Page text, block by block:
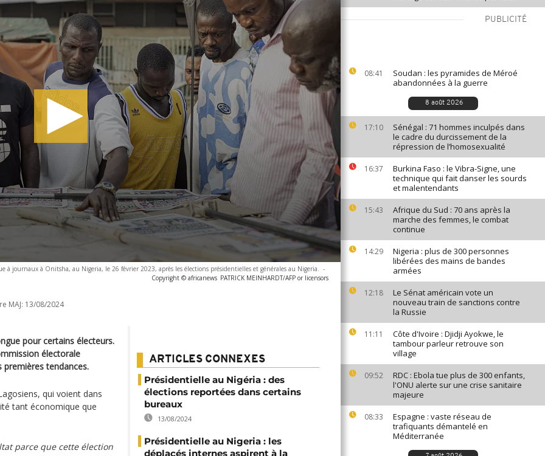
PUBLICITÉ
08:41
Soudan : les pyramides de Méroé
abandonnées à la guerre
8 août 2026
17:10
Sénégal : 71 hommes inculpés dans
le cadre du durcissement de la
répression de l’homosexualité
16:37
Burkina Faso : le Vibra-Signe, une
technique qui fait danser les sourds
et malentendants
15:43
Afrique du Sud : 70 ans après la
marche des femmes, le combat
continue
14:29
Nigeria : plus de 300 personnes
libérées des mains de bandes
armées
12:18
Le Sénat américain vote un
nouveau train de sanctions contre
la Russie
11:11
Côte d'Ivoire : Djidji Ayokwe, le
tambour parleur retrouve son
village
09:52
RDC : Ebola tue plus de 300 enfants,
l'ONU alerte sur une crise sanitaire
majeure
08:33
Espagne : vaste réseau de
trafiquants démantelé en
Méditerranée
à journaux à Onitsha, au Nigeria, le 26 février 2023, après les élections présidentielles et générales au Nigeria. -
Copyright © africanews PATRICK MEINHARDT/AFP or licensors
MAJ: 13/08/2024
pour certains électeurs.
électorale
tendances.
qui voient dans
tant économique que
parce que cette élection
ARTICLES CONNEXES
Présidentielle au Nigéria : des
élections reportées dans certains
bureaux
13/08/2024
Présidentielle au Nigeria : les
déplacés internes aspirent à la